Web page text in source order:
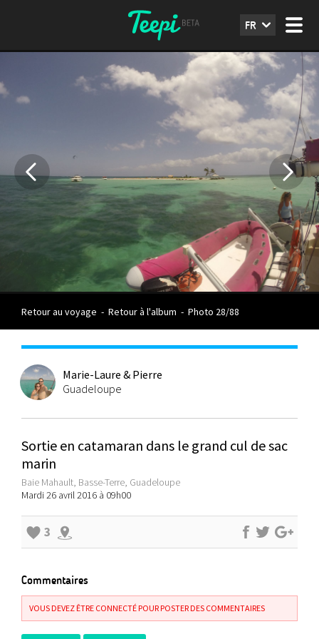
FR
Retour au voyage - Retour à l'album - Photo 28/88
Marie-Laure & Pierre
Guadeloupe
Sortie en catamaran dans le grand cul de sac
marin
Baie Mahault, Basse-Terre, Guadeloupe
Mardi 26 avril 2016 à 09h00
3
Commentaires
VOUS DEVEZ ÊTRE CONNECTÉ POUR POSTER DES COMMENTAIRES